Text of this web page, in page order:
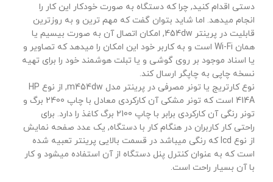
دستی اقدام کنید, چرا که دستگاه به صورت خودکار این کار را
انجام میدهد. اما شاید بتوان گفت که مهم ترین و به روزترین
قابلیت در پرینتر 454dw, امکان اتصال آن به صورت بیسیم یا
همان Wi-Fi است و به کاربر خود این امکان را میدهد که تصاویر و
یا اسناد موجود بر روی گوشی و یا تبلت هوشمند خود را برای تهیه
نسخه چاپی به چاپگر ارسال کند.
نوع کارتریج یا تونر مصرفی در پرینتر مدل m454dw, از نوع HP
414A است که تونر مشکی آن کارکردی معادل با چاپ 2400 برگ و
تونر رنگی آن کارکردی برابر با چاپ 2100 برگ کاغذ را دارد. برای
راحتی کار کاربران در هنگام کار با دستگاه, یک عدد صفحه نمایش
از نوع lcd که رنگی میباشد در قسمت بالایی پرینتر تعبیه شده
است که به عنوان کنترل پنل دستگاه از آن استفاده میشود و کار
با آن بسیار راحت است.